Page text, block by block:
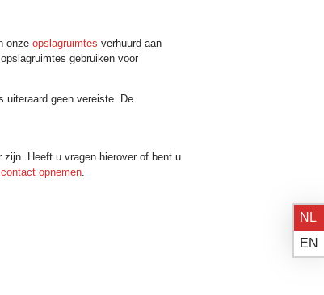
NL
EN
onzeopslagruimtes verhuurd aan
gebruiken voor
uiteraard geen vereiste. De
Heeft u vragen hierover of bent u
contact opnemen.